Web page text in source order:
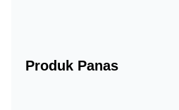
Produk Panas